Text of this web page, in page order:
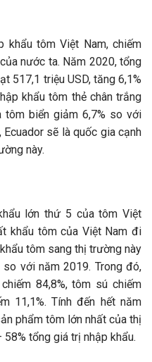
tôm Việt Nam, chiếm
nước ta. Năm 2020, tổng
517,1 triệu USD, tăng 6,1%
khẩu tôm thẻ chân trắng
tôm biển giảm 6,7% so với
sẽ là quốc gia cạnh
này.
lớn thứ 5 của tôm Việt
khẩu tôm của Việt Nam đi
tôm sang thị trường này
với năm 2019. Trong đó,
84,8%, tôm sú chiếm
11,1%. Tính đến hết năm
phẩm tôm lớn nhất của thị
tổng giá trị nhập khẩu.